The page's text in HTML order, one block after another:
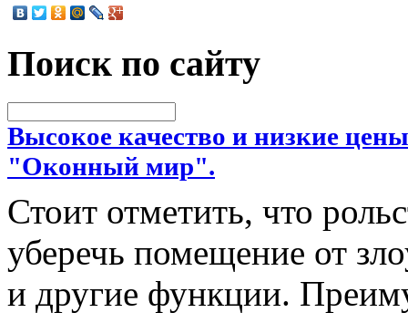
Поиск по сайту
Высокое качество и низкие
"Оконный мир".
Стоит отметить, что
уберечь помещение от
и другие функции.